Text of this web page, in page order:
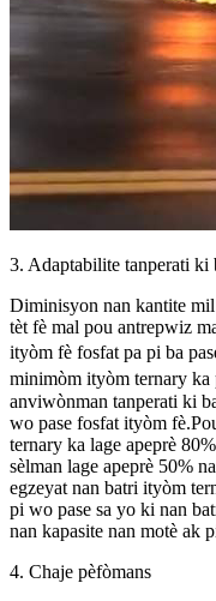
3. Adaptabilite tanperati ki
Diminisyon nan kantite
tèt fè mal pou antrepwiz
ityòm fè fosfat pa pi ba
minimòm ityòm ternary
anviwònman tanperati ki
wo pase fosfat ityòm
ternary ka lage apeprè
sèlman lage apeprè 50%
egzeyat nan batri ityòm
pi wo pase sa yo ki nan
nan kapasite nan motè ak
4. Chaje pèfòmans